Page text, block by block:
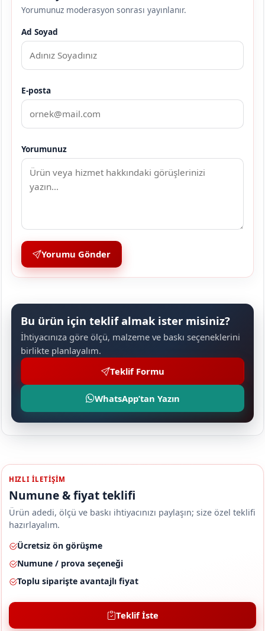
Yorumunuz moderasyon sonrası yayınlanır.
Ad Soyad
E-posta
Yorumunuz
Yorumu Gönder
Bu ürün için teklif almak ister misiniz?
İhtiyacınıza göre ölçü, malzeme ve baskı seçeneklerini
birlikte planlayalım.
Teklif Formu
WhatsApp’tan Yazın
HIZLI ILETIŞIM
Numune & fiyat teklifi
Ürün adedi, ölçü ve baskı ihtiyacınızı paylaşın; size özel teklifi
hazırlayalım.
Ücretsiz ön görüşme
Numune / prova seçeneği
Toplu siparişte avantajlı fiyat
Teklif İste